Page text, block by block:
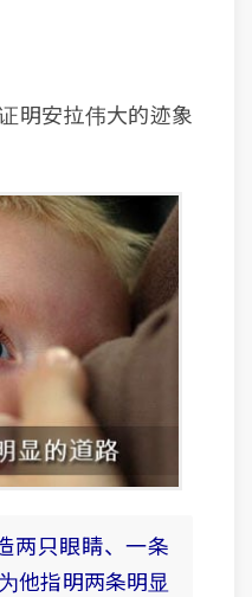
明安拉伟大的迹象
两只眼睛、一条
他指明两条明显